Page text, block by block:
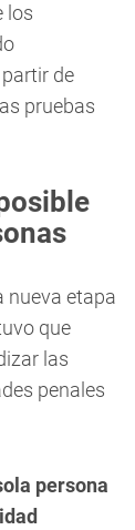
los
de
pruebas
nueva etapa
que
las
penales
persona